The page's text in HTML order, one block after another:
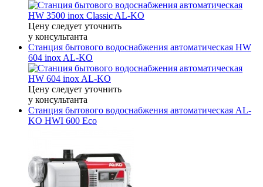
Цену следует уточнить
у консультанта
Станция бытового водоснабжения автоматическая HW
604 inox AL-KO
Цену следует уточнить
у консультанта
Станция бытового водоснабжения автоматическая AL-
KO HWI 600 Eco